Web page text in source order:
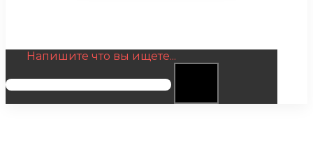
Напишите что вы ищете...